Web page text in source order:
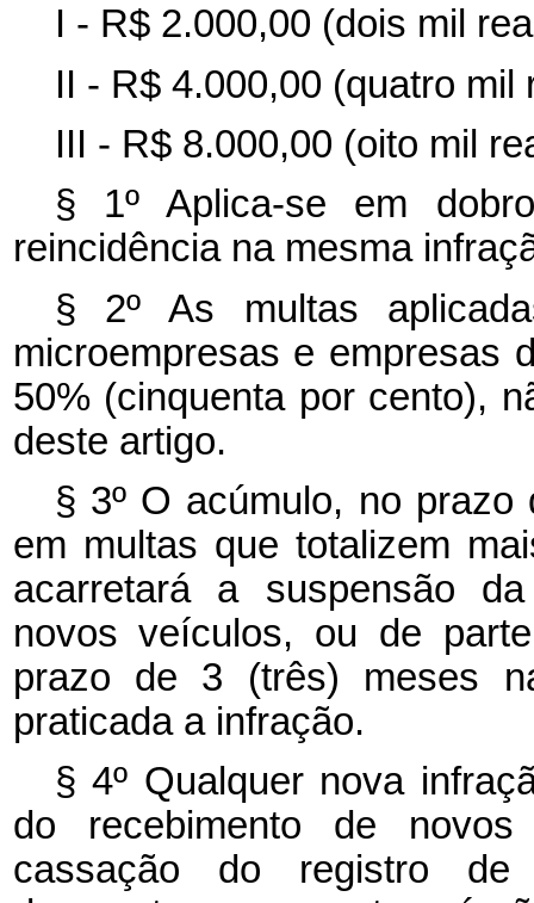
I - R$ 2.000,00 (dois mil
II - R$ 4.000,00 (quatro
III - R$ 8.000,00 (oito mil
§ 1º Aplica-se em
reincidência na mesma
§ 2º As multas
microempresas e empresas
50% (cinquenta por cento),
deste artigo.
§ 3º O acúmulo, no
em multas que totalizem
acarretará a suspensão
novos veículos, ou de
prazo de 3 (três) meses
praticada a infração.
§ 4º Qualquer nova
do recebimento de
cassação do registro de